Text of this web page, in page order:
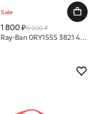
Sale
1 800 ₽6 000 ₽
Ray-Ban 0RY1555 3821 48 16 оправа